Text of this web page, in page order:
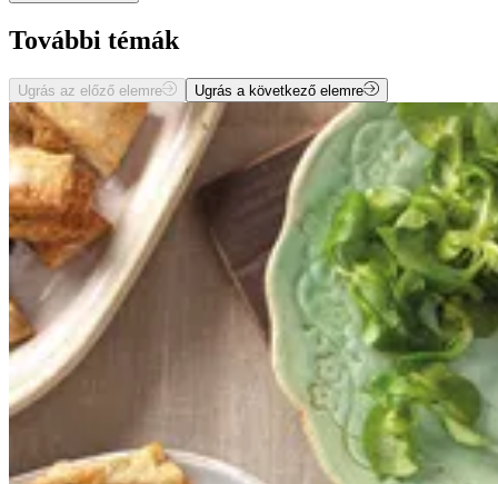
További témák
Ugrás az előző elemre Ugrás a következő elemre